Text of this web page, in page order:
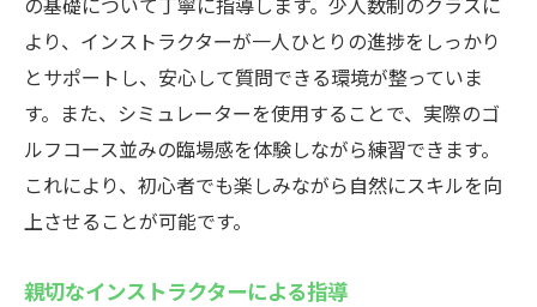
より、インストラクターが一人ひとりの進捗をしっかり
とサポートし、安心して質問できる環境が整っていま
す。また、シミュレーターを使用することで、実際のゴ
ルフコース並みの臨場感を体験しながら練習できます。
これにより、初心者でも楽しみながら自然にスキルを向
上させることが可能です。
親切なインストラクターによる指導